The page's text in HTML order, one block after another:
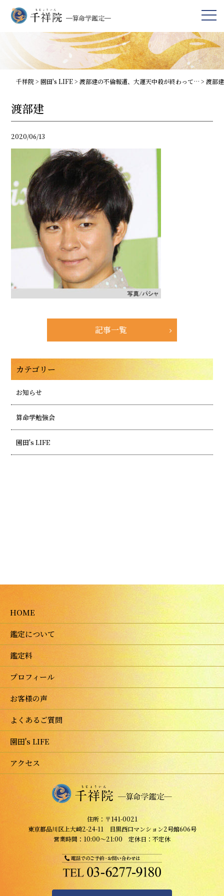
千祥院> 園田's LIFE> 渡部建の不倫報道、大運天中殺が終わって… > 渡部建
渡部建
2020/06/13
記事一覧
カテゴリー
お知らせ
算命学勉強会
園田's LIFE
HOME
鑑定について
鑑定料
プロフィール
お客様の声
よくあるご質問
園田's LIFE
アクセス
住所：〒141-0021
東京都品川区上大崎2-24-11 目黒西口マンション2号館606号
営業時間：10:00～21:00 定休日：不定休